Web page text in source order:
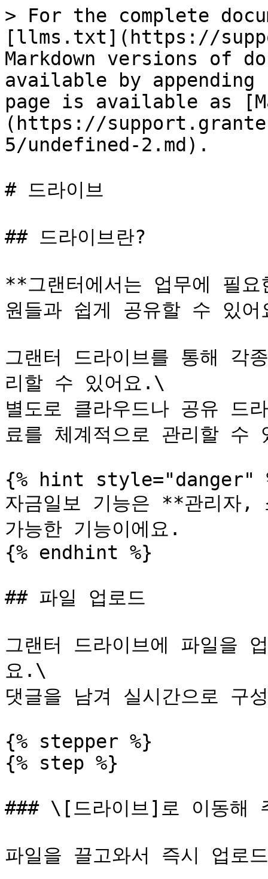
> For the complete
[llms.txt](https://
Markdown versions of
available by
page is available as
(https://
5/undefined-2.md).
# 드라이브
## 드라이브란?
**그랜터에서는 업무에 필
원들과 쉽게 공유할 수 있
그랜터 드라이브를 통해 각
리할 수 있어요.\
별도로 클라우드나 공유 드
료를 체계적으로 관리할 수
{% hint style="danger"
자금일보 기능은 **관리자,
가능한 기능이에요.
{% endhint %}
## 파일 업로드
그랜터 드라이브에 파일을
요.\
댓글을 남겨 실시간으로 구
{% stepper %}
{% step %}
### \[드라이브]로 이동해
파일을 끌고와서 즉시 업로